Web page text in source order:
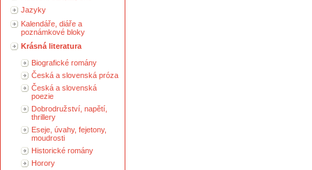
Jazyky
Kalendáře, diáře a
poznámkové bloky
Krásná literatura
Biografické romány
Česká a slovenská próza
Česká a slovenská
poezie
Dobrodružství, napětí,
thrillery
Eseje, úvahy, fejetony,
moudrosti
Historické romány
Horory